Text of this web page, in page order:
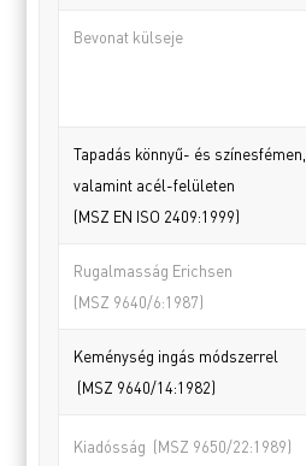
Bevonat külseje
Tapadás könnyű- és színesfémen,
valamint acél-felületen
(MSZ EN ISO 2409:1999)
Rugalmasság Erichsen
(MSZ 9640/6:1987)
Keménység ingás módszerrel
(MSZ 9640/14:1982)
Kiadósság (MSZ 9650/22:1989)